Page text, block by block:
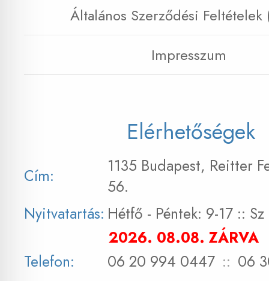
Általános Szerződési Feltételek
Impresszum
Elérhetőségek
Cím:
1135 Budapest, Reitter
56.
Nyitvatartás: Hétfő - Péntek: 9-17 :: Sz
2026. 08.08. ZÁRVA
Telefon:
06 20 994 0447 :: 06